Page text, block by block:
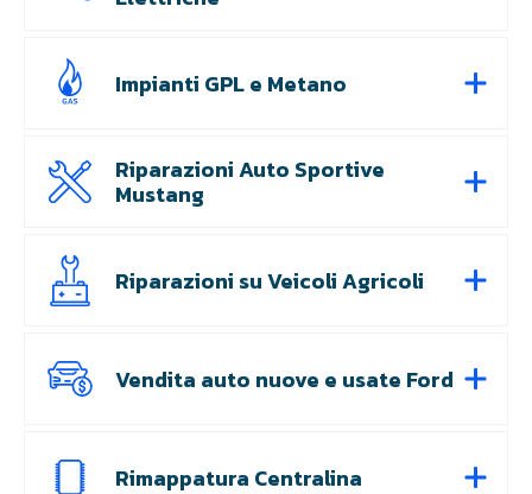
Impianti GPL e Metano
Riparazioni Auto Sportive
Mustang
Riparazioni su Veicoli Agricoli
Vendita auto nuove e usate Ford
Rimappatura Centralina